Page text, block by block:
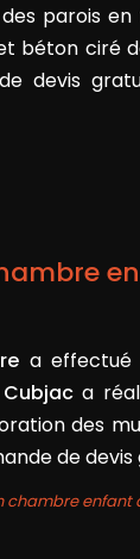
parois en
béton ciré
devis
a effectué
a
des
de
chambre enfant